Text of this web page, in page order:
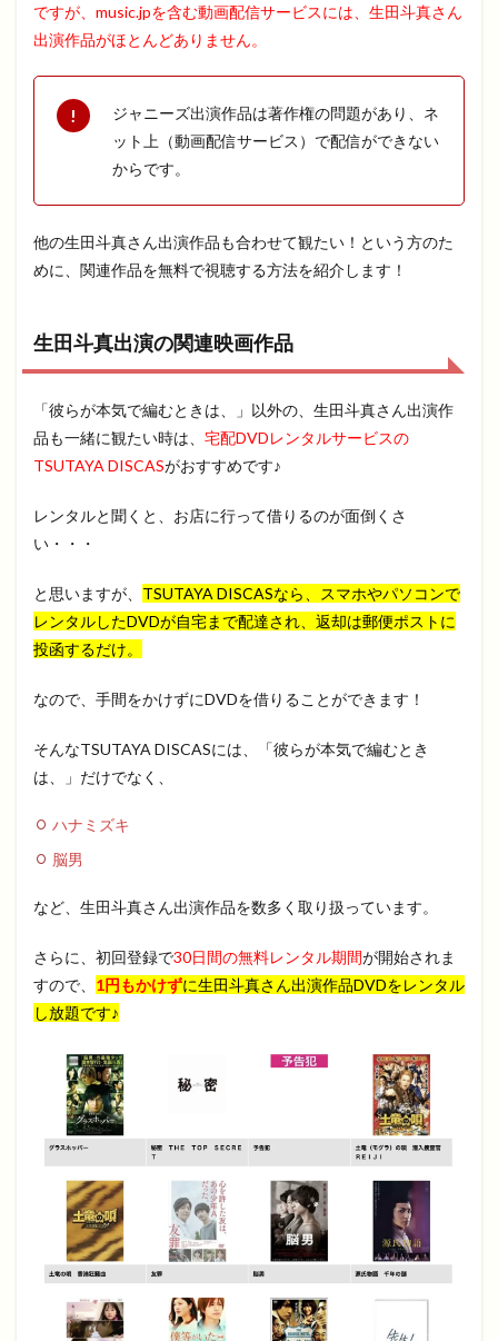
ですが、music.jpを含む動画配信サービスには、生田斗真さん
出演作品がほとんどありません。
ジャニーズ出演作品は著作権の問題があり、ネ
ット上（動画配信サービス）で配信ができない
からです。
他の生田斗真さん出演作品も合わせて観たい！という方のた
めに、関連作品を無料で視聴する方法を紹介します！
生田斗真出演の関連映画作品
「彼らが本気で編むときは、」以外の、生田斗真さん出演作
品も一緒に観たい時は、 宅配DVDレンタルサービスの
TSUTAYA DISCASがおすすめです♪
レンタルと聞くと、お店に行って借りるのが面倒くさ
い・・・
と思いますが、 TSUTAYA DISCASなら、スマホやパソコンで
レンタルしたDVDが自宅まで配達され、返却は郵便ポストに
投函するだけ。
なので、手間をかけずにDVDを借りることができます！
そんなTSUTAYA DISCASには、「彼らが本気で編むとき
は、」だけでなく、
ハナミズキ
脳男
など、生田斗真さん出演作品を数多く取り扱っています。
さらに、初回登録で30日間の無料レンタル期間が開始されま
すので、 1円もかけずに生田斗真さん出演作品DVDをレンタル
し放題です♪